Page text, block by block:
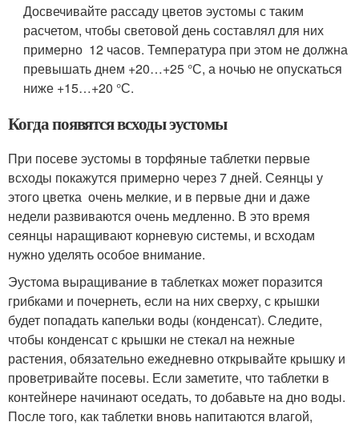
Досвечивайте рассаду цветов эустомы с таким
расчетом, чтобы световой день составлял для них
примерно 12 часов. Температура при этом не должна
превышать днем +20…+25 °С, а ночью не опускаться
ниже +15…+20 °С.
Когда появятся всходы эустомы
При посеве эустомы в торфяные таблетки первые
всходы покажутся примерно через 7 дней. Сеянцы у
этого цветка очень мелкие, и в первые дни и даже
недели развиваются очень медленно. В это время
сеянцы наращивают корневую системы, и всходам
нужно уделять особое внимание.
Эустома выращивание в таблетках может поразится
грибками и почернеть, если на них сверху, с крышки
будет попадать капельки воды (конденсат). Следите,
чтобы конденсат с крышки не стекал на нежные
растения, обязательно ежедневно открывайте крышку и
проветривайте посевы. Если заметите, что таблетки в
контейнере начинают оседать, то добавьте на дно воды.
После того, как таблетки вновь напитаются влагой,